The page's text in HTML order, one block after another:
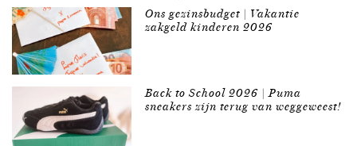
Ons gezinsbudget | Vakantie
zakgeld kinderen 2026
Back to School 2026 | Puma
sneakers zijn terug van weggeweest!